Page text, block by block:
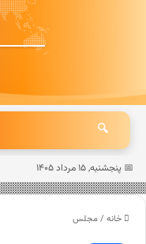
🔍
📅 پنجشنبه, ۱۵ مرداد ۱۴۰۵
خانه /مجلس